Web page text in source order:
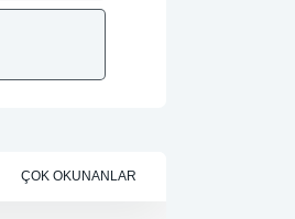
ÇOK OKUNANLAR